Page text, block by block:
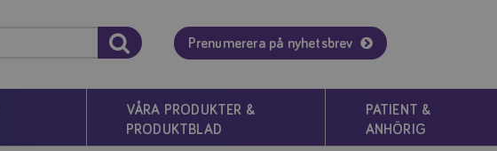
Prenumerera på nyhetsbrev
VÅRA PRODUKTER &
PRODUKTBLAD
PATIENT &
ANHÖRIG